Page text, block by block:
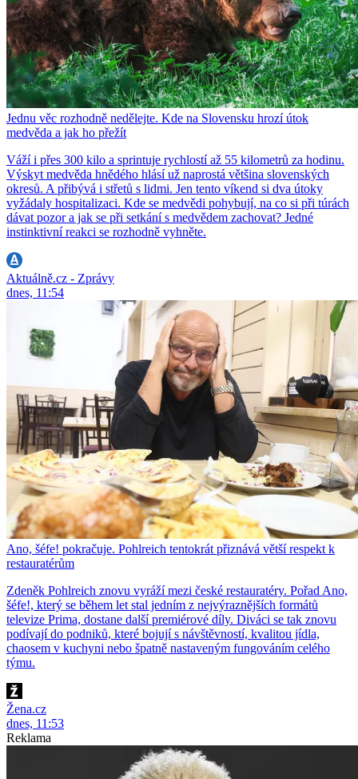
Jednu věc rozhodně nedělejte. Kde na Slovensku hrozí útok
medvěda a jak ho přežít
Váží i přes 300 kilo a sprintuje rychlostí až 55 kilometrů za hodinu.
Výskyt medvěda hnědého hlásí už naprostá většina slovenských
okresů. A přibývá i střetů s lidmi. Jen tento víkend si dva útoky
vyžádaly hospitalizaci. Kde se medvědi pohybují, na co si při túrách
dávat pozor a jak se při setkání s medvědem zachovat? Jedné
instinktivní reakci se rozhodně vyhněte.
Aktuálně.cz - Zprávy
dnes, 11:54
Ano, šéfe! pokračuje. Pohlreich tentokrát přiznává větší respekt k
restauratérům
Zdeněk Pohlreich znovu vyráží mezi české restauratéry. Pořad Ano,
šéfe!, který se během let stal jedním z nejvýraznějších formátů
televize Prima, dostane další premiérové díly. Diváci se tak znovu
podívají do podniků, které bojují s návštěvností, kvalitou jídla,
chaosem v kuchyni nebo špatně nastaveným fungováním celého
týmu.
Žena.cz
dnes, 11:53
Reklama